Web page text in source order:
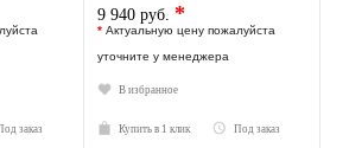
заказ
9 940 руб. *
* Актуальную цену пожалуйста
уточните у менеджера
В избранное
Купить в 1 клик Под заказ